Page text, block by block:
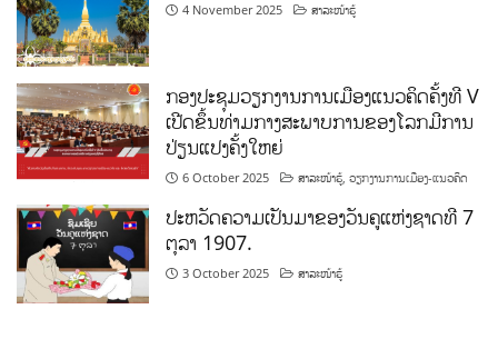
4 November 2025 ສາລະໜ້າຮູ້
ກອງປະຊຸມວຽກງານການເມືອງແນວຄິດຄັ້ງທີ V
ເປີດຂຶ້ນທ່າມກາງສະພາບການຂອງໂລກມີການ
ປ່ຽນແປງຄັ້ງໃຫຍ່
6 October 2025 ສາລະໜ້າຮູ້ ,ວຽກງານການເມືອງ-ແນວຄິດ
ປະຫວັດຄວາມເປັນມາຂອງວັນຄູແຫ່ງຊາດທີ 7
ຕຸລາ 1907.
3 October 2025 ສາລະໜ້າຮູ້